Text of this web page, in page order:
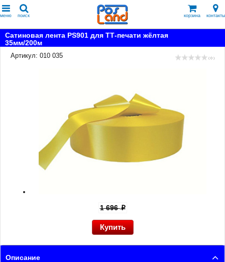
меню поиск корзина контакты
Сатиновая лента PS901 для ТТ-печати жёлтая
35мм/200м
Артикул: 010 035
( 0 )
1 696p
Описание